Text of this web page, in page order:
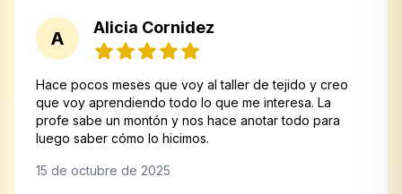
A
Alicia Cornidez
Hace pocos meses que voy al taller de tejido y creo
que voy aprendiendo todo lo que me interesa. La
profe sabe un montón y nos hace anotar todo para
luego saber cómo lo hicimos.
15 de octubre de 2025